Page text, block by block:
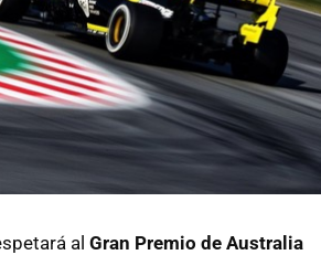
al Gran Premio de Australia